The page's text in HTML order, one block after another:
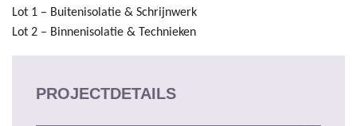
Lot 1 – Buitenisolatie & Schrijnwerk
Lot 2 – Binnenisolatie & Technieken
PROJECTDETAILS